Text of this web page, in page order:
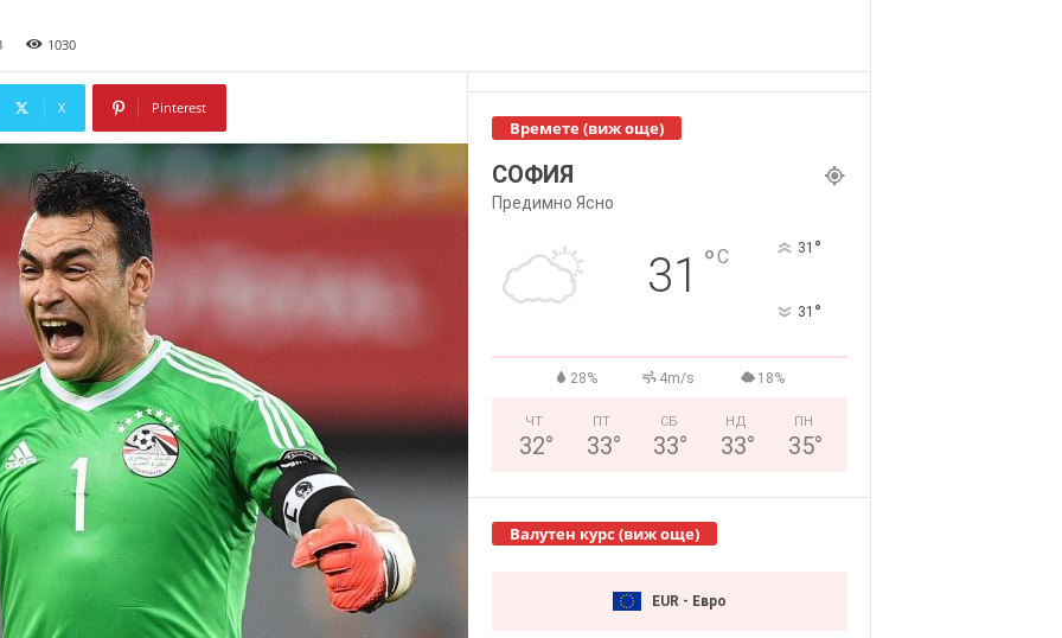
1030
X Pinterest
Copy URL
Времете (виж още)
СОФИЯ
Предимно Ясно
31 °C 31 °
31 °
28% 4m/s 18%
ЧТ
32°
ПТ
33°
СБ
33°
НД
33°
ПН
35°
Валутен курс (виж още)
EUR - Евро